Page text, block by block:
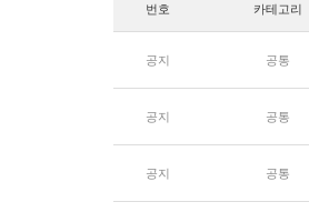
번호 카테고리
공지 공통
공지 공통
공지 공통